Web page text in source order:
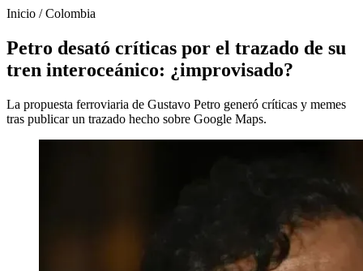
Inicio /Colombia
Petro desató críticas por el trazado de su
tren interoceánico: ¿improvisado?
La propuesta ferroviaria de Gustavo Petro generó críticas y memes
tras publicar un trazado hecho sobre Google Maps.